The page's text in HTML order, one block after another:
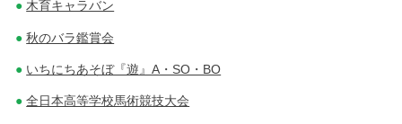
木育キャラバン
秋のバラ鑑賞会
いちにちあそぼ『遊』A・SO・BO
全日本高等学校馬術競技大会